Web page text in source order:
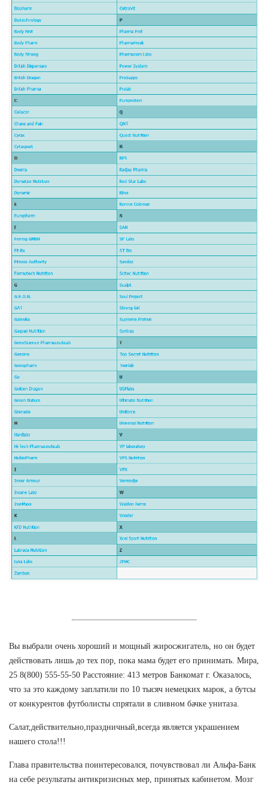
Вы выбрали очень хороший и мощный жиросжигатель, но он будет
действовать лишь до тех пор, пока мама будет его принимать. Мира,
25 8(800) 555-55-50 Расстояние: 413 метров Банкомат г. Оказалось,
что за это каждому заплатили по 10 тысяч немецких марок, а бутсы
от конкурентов футболисты спрятали в сливном бачке унитаза.
Салат,действительно,праздничный,всегда является украшением
нашего стола!!!
Глава правительства поинтересовался, почувствовал ли Альфа-Банк
на себе результаты антикризисных мер, принятых кабинетом. Мозг